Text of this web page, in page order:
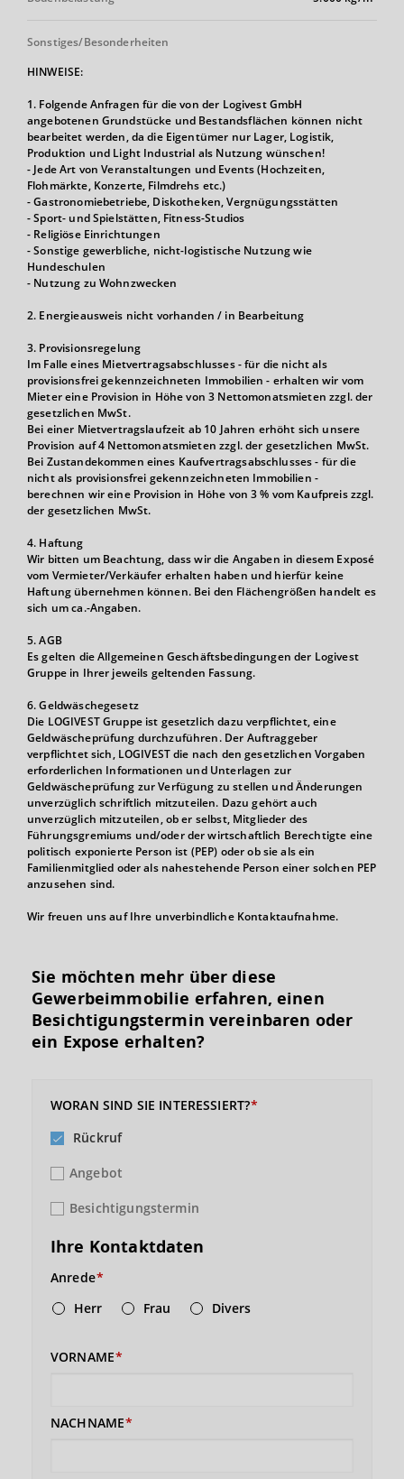
Sonstiges/Besonderheiten
HINWEISE:
1. Folgende Anfragen für die von der Logivest GmbH
angebotenen Grundstücke und Bestandsflächen können nicht
bearbeitet werden, da die Eigentümer nur Lager, Logistik,
Produktion und Light Industrial als Nutzung wünschen!
- Jede Art von Veranstaltungen und Events (Hochzeiten,
Flohmärkte, Konzerte, Filmdrehs etc.)
- Gastronomiebetriebe, Diskotheken, Vergnügungsstätten
- Sport- und Spielstätten, Fitness-Studios
- Religiöse Einrichtungen
- Sonstige gewerbliche, nicht-logistische Nutzung wie
Hundeschulen
- Nutzung zu Wohnzwecken
2. Energieausweis nicht vorhanden / in Bearbeitung
3. Provisionsregelung
Im Falle eines Mietvertragsabschlusses - für die nicht als
provisionsfrei gekennzeichneten Immobilien - erhalten wir vom
Mieter eine Provision in Höhe von 3 Nettomonatsmieten zzgl. der
gesetzlichen MwSt.
Bei einer Mietvertragslaufzeit ab 10 Jahren erhöht sich unsere
Provision auf 4 Nettomonatsmieten zzgl. der gesetzlichen MwSt.
Bei Zustandekommen eines Kaufvertragsabschlusses - für die
nicht als provisionsfrei gekennzeichneten Immobilien -
berechnen wir eine Provision in Höhe von 3 % vom Kaufpreis zzgl.
der gesetzlichen MwSt.
4. Haftung
Wir bitten um Beachtung, dass wir die Angaben in diesem Exposé
vom Vermieter/Verkäufer erhalten haben und hierfür keine
Haftung übernehmen können. Bei den Flächengrößen handelt es
sich um ca.-Angaben.
5. AGB
Es gelten die Allgemeinen Geschäftsbedingungen der Logivest
Gruppe in Ihrer jeweils geltenden Fassung.
6. Geldwäschegesetz
Die LOGIVEST Gruppe ist gesetzlich dazu verpflichtet, eine
Geldwäscheprüfung durchzuführen. Der Auftraggeber
verpflichtet sich, LOGIVEST die nach den gesetzlichen Vorgaben
erforderlichen Informationen und Unterlagen zur
Geldwäscheprüfung zur Verfügung zu stellen und Änderungen
unverzüglich schriftlich mitzuteilen. Dazu gehört auch
unverzüglich mitzuteilen, ob er selbst, Mitglieder des
Führungsgremiums und/oder der wirtschaftlich Berechtigte eine
politisch exponierte Person ist (PEP) oder ob sie als ein
Familienmitglied oder als nahestehende Person einer solchen PEP
anzusehen sind.
Wir freuen uns auf Ihre unverbindliche Kontaktaufnahme.
Sie möchten mehr über diese
Gewerbeimmobilie erfahren, einen
Besichtigungs­termin vereinbaren oder
ein Expose erhalten?
WORAN SIND SIE INTERESSIERT?
Rückruf
Angebot
Besichtigungstermin
Ihre Kontaktdaten
Anrede
Herr
Frau Divers
VORNAME
NACHNAME